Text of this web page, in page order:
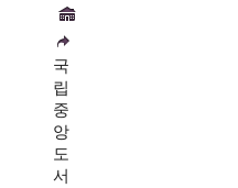
국
립
중
앙
도
서